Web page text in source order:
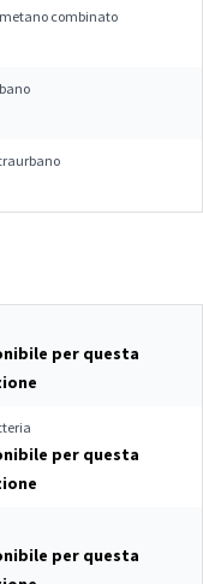
combinato
per questa
per questa
per questa